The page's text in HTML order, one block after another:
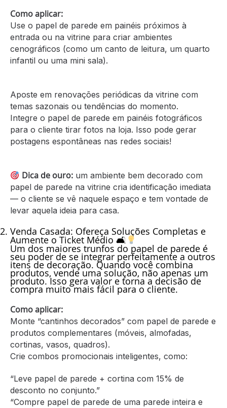
Como aplicar:
Use o papel de parede em painéis próximos à
entrada ou na vitrine para criar ambientes
cenográficos (como um canto de leitura, um quarto
infantil ou uma mini sala).
Aposte em renovações periódicas da vitrine com
temas sazonais ou tendências do momento.
Integre o papel de parede em painéis fotográficos
para o cliente tirar fotos na loja. Isso pode gerar
postagens espontâneas nas redes sociais!
Dica de ouro: um ambiente bem decorado com
papel de parede na vitrine cria identificação imediata
— o cliente se vê naquele espaço e tem vontade de
levar aquela ideia para casa.
Venda Casada: Ofereça Soluções Completas e
Aumente o Ticket Médio 🛋
Um dos maiores trunfos do papel de parede é
seu poder de se integrar perfeitamente a outros
itens de decoração. Quando você combina
produtos, vende uma solução, não apenas um
produto. Isso gera valor e torna a decisão de
compra muito mais fácil para o cliente.
Como aplicar:
Monte “cantinhos decorados” com papel de parede e
produtos complementares (móveis, almofadas,
cortinas, vasos, quadros).
Crie combos promocionais inteligentes, como:
“Leve papel de parede + cortina com 15% de
desconto no conjunto.”
“Compre papel de parede de uma parede inteira e